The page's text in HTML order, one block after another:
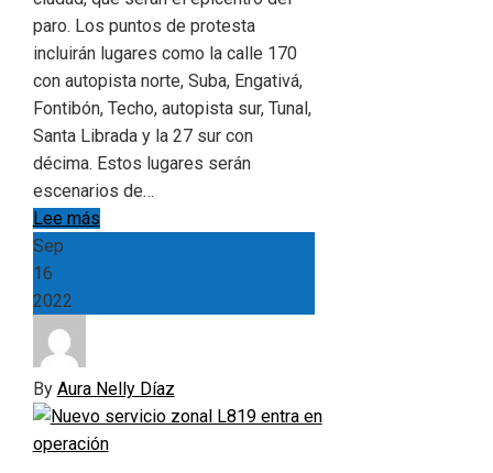
paro. Los puntos de protesta
incluirán lugares como la calle 170
con autopista norte, Suba, Engativá,
Fontibón, Techo, autopista sur, Tunal,
Santa Librada y la 27 sur con
décima. Estos lugares serán
escenarios de…
Lee más
Sep
16
2022
By Aura Nelly Díaz